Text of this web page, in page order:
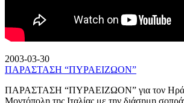
2003-03-30
ΠΑΡΑΣΤΑΣΗ “ΠΥΡΑΕΙΖΩΟΝ”
ΠΑΡΑΣΤΑΣΗ “ΠΥΡΑΕΙΖΩΟΝ” για τον